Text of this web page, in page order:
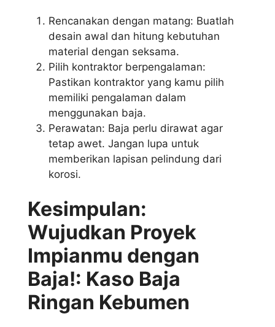
Rencanakan dengan matang: Buatlah
desain awal dan hitung kebutuhan
material dengan seksama.
Pilih kontraktor berpengalaman:
Pastikan kontraktor yang kamu pilih
memiliki pengalaman dalam
menggunakan baja.
Perawatan: Baja perlu dirawat agar
tetap awet. Jangan lupa untuk
memberikan lapisan pelindung dari
korosi.
Kesimpulan:
Wujudkan Proyek
Impianmu dengan
Baja!: Kaso Baja
Ringan Kebumen